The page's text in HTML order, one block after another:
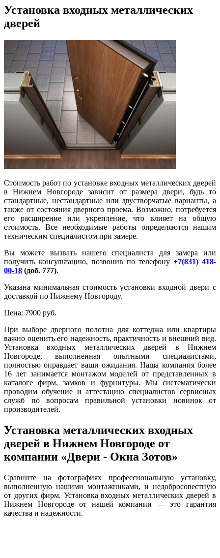
Установка входных металлических
дверей
Стоимость работ по установке входных металлических дверей
в Нижнем Новгороде зависит от размера двери, будь то
стандартные, нестандартные или двустворчатые варианты, а
также от состояния дверного проема. Возможно, потребуется
его расширение или укрепление, что влияет на общую
стоимость. Все необходимые работы определяются нашим
техническим специалистом при замере.
Вы можете вызвать нашего специалиста для замера или
получить консультацию, позвонив по телефону +7(831) 418-
00-18 (доб. 777).
Указана минимальная стоимость установки входной двери с
доставкой по Нижнему Новгороду.
Цена: 7900 руб.
При выборе дверного полотна для коттеджа или квартиры
важно оценить его надежность, практичность и внешний вид.
Установка входных металлических дверей в Нижнем
Новгороде, выполненная опытными специалистами,
полностью оправдает ваши ожидания. Наша компания более
16 лет занимается монтажом моделей от представленных в
каталоге фирм, замков и фурнитуры. Мы систематически
проводим обучение и аттестацию специалистов сервисных
служб по вопросам правильной установки новинок от
производителей.
Установка металлических входных
дверей в Нижнем Новгороде от
компании «Двери - Окна Зотов»
Сравните на фотографиях профессиональную установку,
выполненную нашими монтажниками, и недобросовестную
от других фирм. Установка входных металлических дверей в
Нижнем Новгороде от нашей компании — это гарантия
качества и надежности.